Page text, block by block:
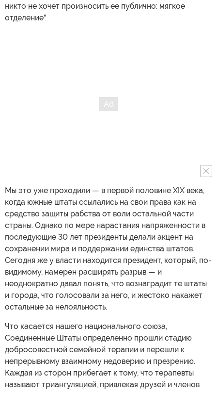
никто не хочет произносить ее публично: мягкое
отделение".
Мы это уже проходили — в первой половине XIX века,
когда южные штаты ссылались на свои права как на
средство защиты рабства от воли остальной части
страны. Однако по мере нарастания напряженности в
последующие 30 лет президенты делали акцент на
сохранении мира и поддержании единства штатов.
Сегодня же у власти находится президент, который, по-
видимому, намерен расширять разрыв — и
неоднократно давал понять, что вознаградит те штаты
и города, что голосовали за него, и жестоко накажет
остальные за нелояльность.
Что касается нашего национального союза,
Соединенные Штаты определенно прошли стадию
добросовестной семейной терапии и перешли к
непрерывному взаимному недоверию и презрению.
Каждая из сторон прибегает к тому, что терапевты
называют триангуляцией, привлекая друзей и членов